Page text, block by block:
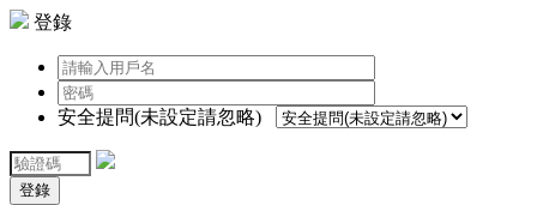
登錄
安全提問(未設定請忽略)
登錄